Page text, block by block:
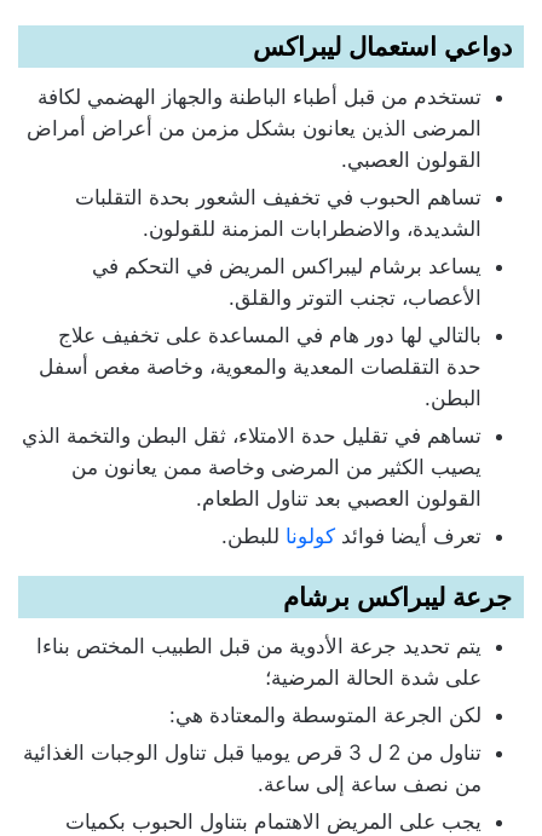
دواعي استعمال ليبراكس
تستخدم من قبل أطباء الباطنة والجهاز الهضمي لكافة
المرضى الذين يعانون بشكل مزمن من أعراض أمراض
القولون العصبي.
تساهم الحبوب في تخفيف الشعور بحدة التقلبات
الشديدة، والاضطرابات المزمنة للقولون.
يساعد برشام ليبراكس المريض في التحكم في
الأعصاب، تجنب التوتر والقلق.
بالتالي لها دور هام في المساعدة على تخفيف علاج
حدة التقلصات المعدية والمعوية، وخاصة مغص أسفل
البطن.
تساهم في تقليل حدة الامتلاء، ثقل البطن والتخمة الذي
يصيب الكثير من المرضى وخاصة ممن يعانون من
القولون العصبي بعد تناول الطعام.
تعرف أيضا فوائد كولونا للبطن.
جرعة ليبراكس برشام
يتم تحديد جرعة الأدوية من قبل الطبيب المختص بناءا
على شدة الحالة المرضية؛
لكن الجرعة المتوسطة والمعتادة هي:
تناول من 2 ل 3 قرص يوميا قبل تناول الوجبات الغذائية
من نصف ساعة إلى ساعة.
يجب على المريض الاهتمام بتناول الحبوب بكميات